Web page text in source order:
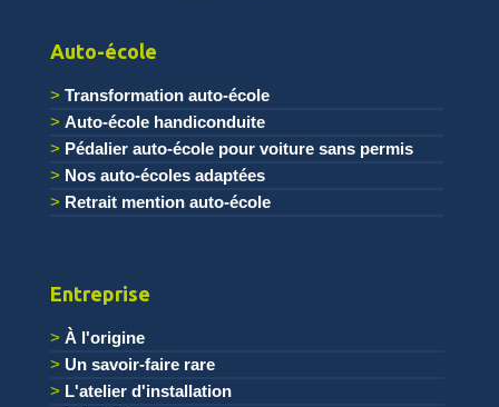
Auto-école
Transformation auto-école
Auto-école handiconduite
Pédalier auto-école pour voiture sans permis
Nos auto-écoles adaptées
Retrait mention auto-école
Entreprise
À l'origine
Un savoir-faire rare
L'atelier d'installation